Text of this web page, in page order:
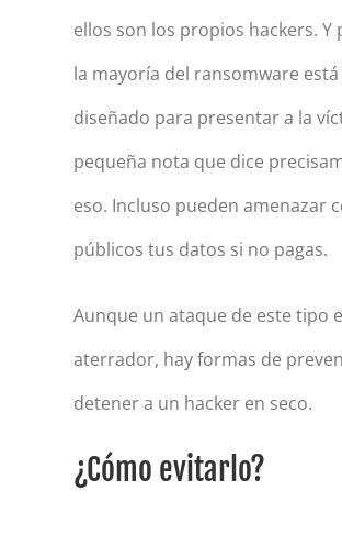
ellos son los propios hackers. Y
la mayoría del ransomware está
diseñado para presentar a la
pequeña nota que dice
eso. Incluso pueden amenazar
públicos tus datos si no pagas.
Aunque un ataque de este tipo
aterrador, hay formas de
detener a un hacker en seco.
¿Cómo evitarlo?